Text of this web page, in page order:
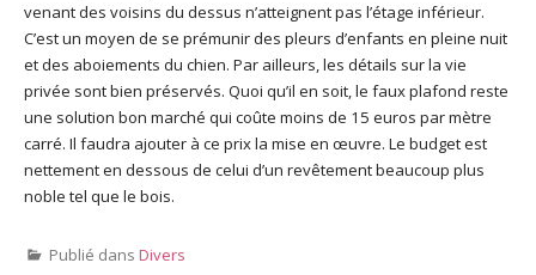
venant des voisins du dessus n’atteignent pas l’étage inférieur.
C’est un moyen de se prémunir des pleurs d’enfants en pleine nuit
et des aboiements du chien. Par ailleurs, les détails sur la vie
privée sont bien préservés. Quoi qu’il en soit, le faux plafond reste
une solution bon marché qui coûte moins de 15 euros par mètre
carré. Il faudra ajouter à ce prix la mise en œuvre. Le budget est
nettement en dessous de celui d’un revêtement beaucoup plus
noble tel que le bois.
Publié dans Divers